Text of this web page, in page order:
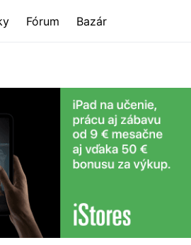
Fórum Bazár